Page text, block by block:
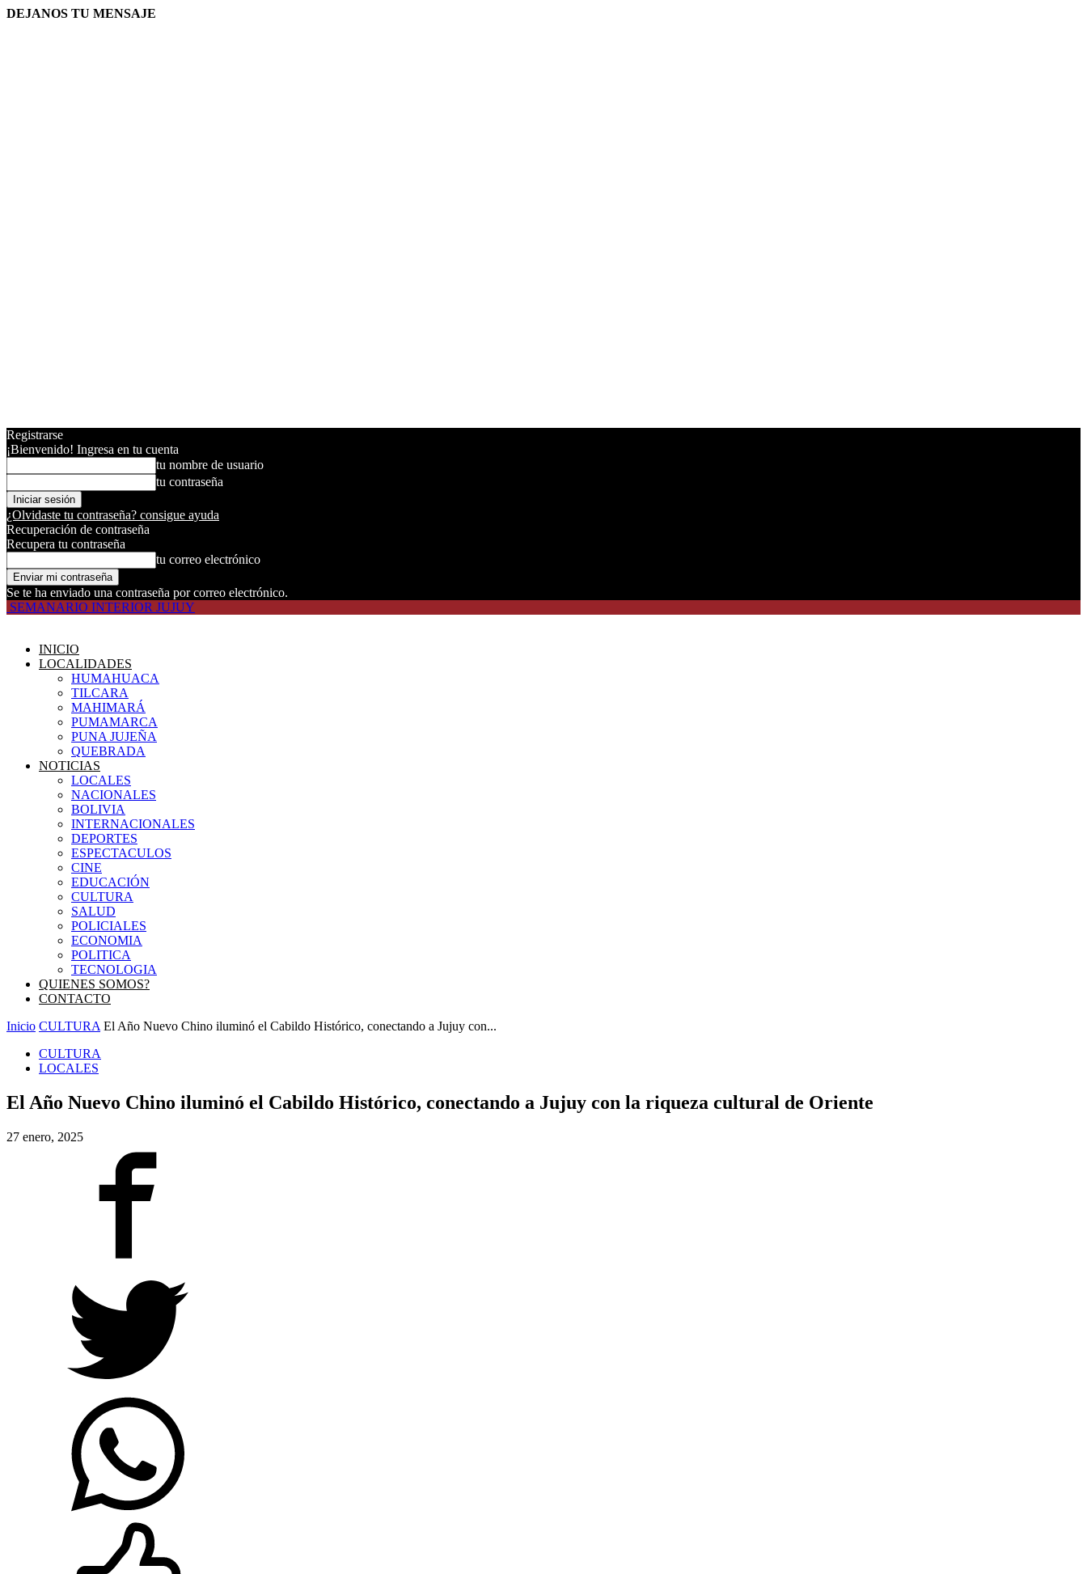
DEJANOS TU MENSAJE
Registrarse
¡Bienvenido! Ingresa en tu cuenta
tu nombre de usuario
tu contraseña
¿Olvidaste tu contraseña? consigue ayuda
Recuperación de contraseña
Recupera tu contraseña
tu correo electrónico
Se te ha enviado una contraseña por correo electrónico.
SEMANARIO INTERIOR JUJUY
INICIO
LOCALIDADES
HUMAHUACA
TILCARA
MAHIMARÁ
PUMAMARCA
PUNA JUJEÑA
QUEBRADA
NOTICIAS
LOCALES
NACIONALES
BOLIVIA
INTERNACIONALES
DEPORTES
ESPECTACULOS
CINE
EDUCACIÓN
CULTURA
SALUD
POLICIALES
ECONOMIA
POLITICA
TECNOLOGIA
QUIENES SOMOS?
CONTACTO
Inicio CULTURA El Año Nuevo Chino iluminó el Cabildo Histórico, conectando a Jujuy con...
CULTURA
LOCALES
El Año Nuevo Chino iluminó el Cabildo Histórico, conectando a Jujuy con la riqueza cultural de Oriente
27 enero, 2025